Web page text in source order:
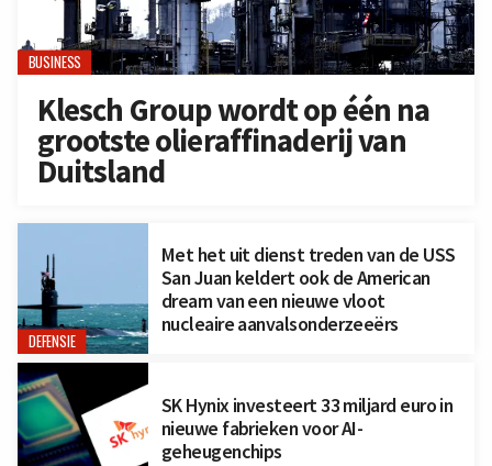
BUSINESS
Klesch Group wordt op één na
grootste olieraffinaderij van
Duitsland
DEFENSIE
Met het uit dienst treden van de USS
San Juan keldert ook de American
dream van een nieuwe vloot
nucleaire aanvalsonderzeeërs
SK Hynix investeert 33 miljard euro in
nieuwe fabrieken voor AI-
geheugenchips